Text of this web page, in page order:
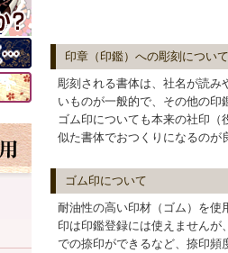
印章（印鑑）への彫刻について
彫刻される書体は、社名が読み
いものが一般的で、その他の印
ゴム印についても本来の社印（
似た書体でおつくりになるのが
ゴム印について
耐油性の高い印材（ゴム）を使
印は印鑑登録には使えませんが
での捺印ができるなど、捺印頻